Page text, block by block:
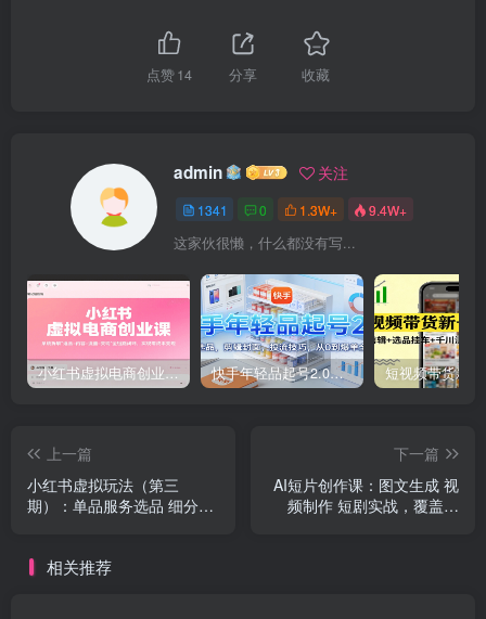
点赞14 分享 收藏
admin 关注
1341 0 1.3W+ 9.4W+
这家伙很懒，什么都没有写...
小红书虚拟电商创业课，系统拆解选品-内容-流量-变现，实现零成本变现 快手年轻品起号2.0：养号选品，剪辑封面，投流技巧，从0到爆单全流程
上一篇
小红书虚拟玩法（第三
期）：单品服务选品 细分铺
下一篇
AI短片创作课：图文生成 视
频制作 短剧实战，覆盖商
相关推荐